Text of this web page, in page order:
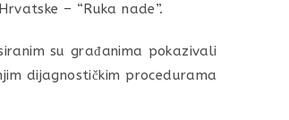
– “Ruka nade”.
su građanima pokazivali
dijagnostičkim procedurama